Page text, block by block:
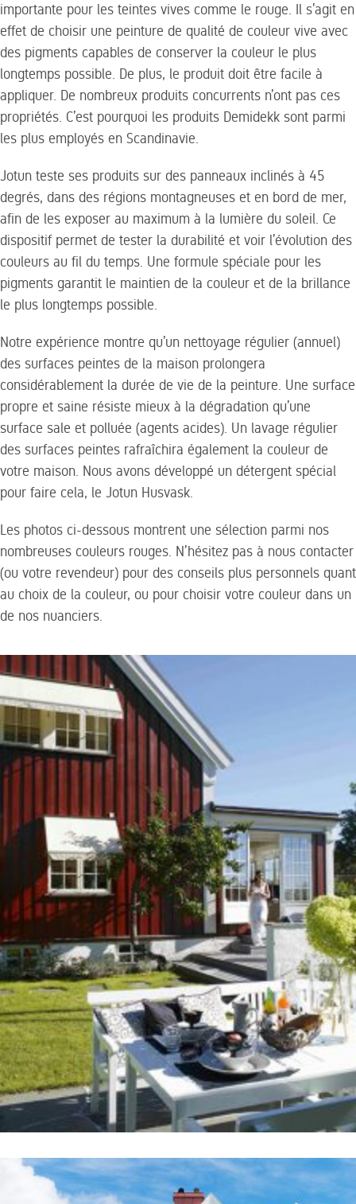
importante pour les teintes vives comme le rouge. Il s’agit en
effet de choisir une peinture de qualité de couleur vive avec
des pigments capables de conserver la couleur le plus
longtemps possible. De plus, le produit doit être facile à
appliquer. De nombreux produits concurrents n’ont pas ces
propriétés. C’est pourquoi les produits Demidekk sont parmi
les plus employés en Scandinavie.
Jotun teste ses produits sur des panneaux inclinés à 45
degrés, dans des régions montagneuses et en bord de mer,
afin de les exposer au maximum à la lumière du soleil. Ce
dispositif permet de tester la durabilité et voir l’évolution des
couleurs au fil du temps. Une formule spéciale pour les
pigments garantit le maintien de la couleur et de la brillance
le plus longtemps possible.
Notre expérience montre qu’un nettoyage régulier (annuel)
des surfaces peintes de la maison prolongera
considérablement la durée de vie de la peinture. Une surface
propre et saine résiste mieux à la dégradation qu’une
surface sale et polluée (agents acides). Un lavage régulier
des surfaces peintes rafraîchira également la couleur de
votre maison. Nous avons développé un détergent spécial
pour faire cela, le Jotun Husvask.
Les photos ci-dessous montrent une sélection parmi nos
nombreuses couleurs rouges. N’hésitez pas à nous contacter
(ou votre revendeur) pour des conseils plus personnels quant
au choix de la couleur, ou pour choisir votre couleur dans un
de nos nuanciers.